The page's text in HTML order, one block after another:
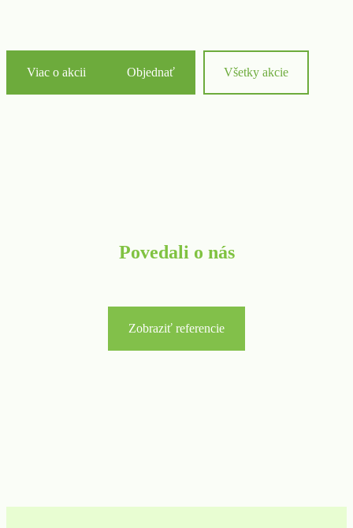
Viac o akcii Objednať Všetky akcie
Povedali o nás
Zobraziť referencie